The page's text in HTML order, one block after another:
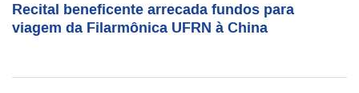
Recital beneficente arrecada fundos para
viagem da Filarmônica UFRN à China